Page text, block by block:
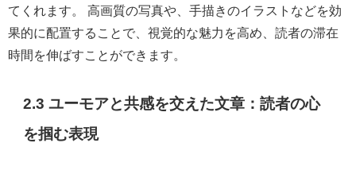
てくれます。 高画質の写真や、手描きのイラストなどを効
果的に配置することで、視覚的な魅力を高め、読者の滞在
時間を伸ばすことができます。
2.3 ユーモアと共感を交えた文章：読者の心
を掴む表現